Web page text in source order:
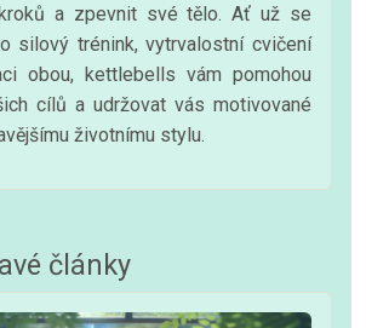
a zpevnit své tělo. Ať už se
silový trénink, vytrvalostní cvičení
obou, kettlebells vám pomohou
cílů a udržovat vás motivované
životnímu stylu.
články